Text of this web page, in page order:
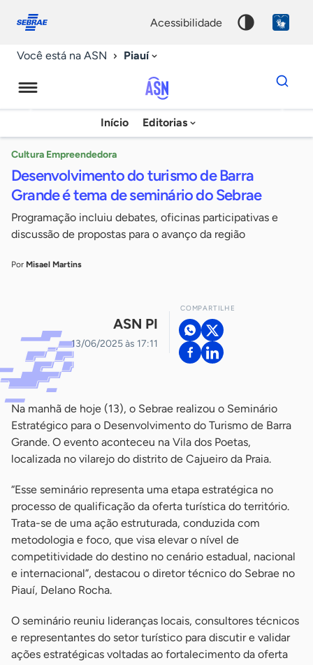
conosco
acessibilidade
Você está na ASN Piauí
Agência
Sebrae
Notícias
Início Editorias
Dados
para
chave
Cultura Empreendedora
Desenvolvimento do turismo de Barra
Grande é tema de seminário do Sebrae
Programação incluiu debates, oficinas participativas e
discussão de propostas para o avanço da região
Por Misael Martins
ASN PI
13/06/2025 às 17:11
COMPARTILHE
Na manhã de hoje (13), o Sebrae realizou o Seminário
Estratégico para o Desenvolvimento do Turismo de Barra
Grande. O evento aconteceu na Vila dos Poetas,
localizada no vilarejo do distrito de Cajueiro da Praia.
“Esse seminário representa uma etapa estratégica no
processo de qualificação da oferta turística do território.
Trata-se de uma ação estruturada, conduzida com
metodologia e foco, que visa elevar o nível de
competitividade do destino no cenário estadual, nacional
e internacional”, destacou o diretor técnico do Sebrae no
Piauí, Delano Rocha.
O seminário reuniu lideranças locais, consultores técnicos
e representantes do setor turístico para discutir e validar
ações estratégicas voltadas ao fortalecimento da oferta